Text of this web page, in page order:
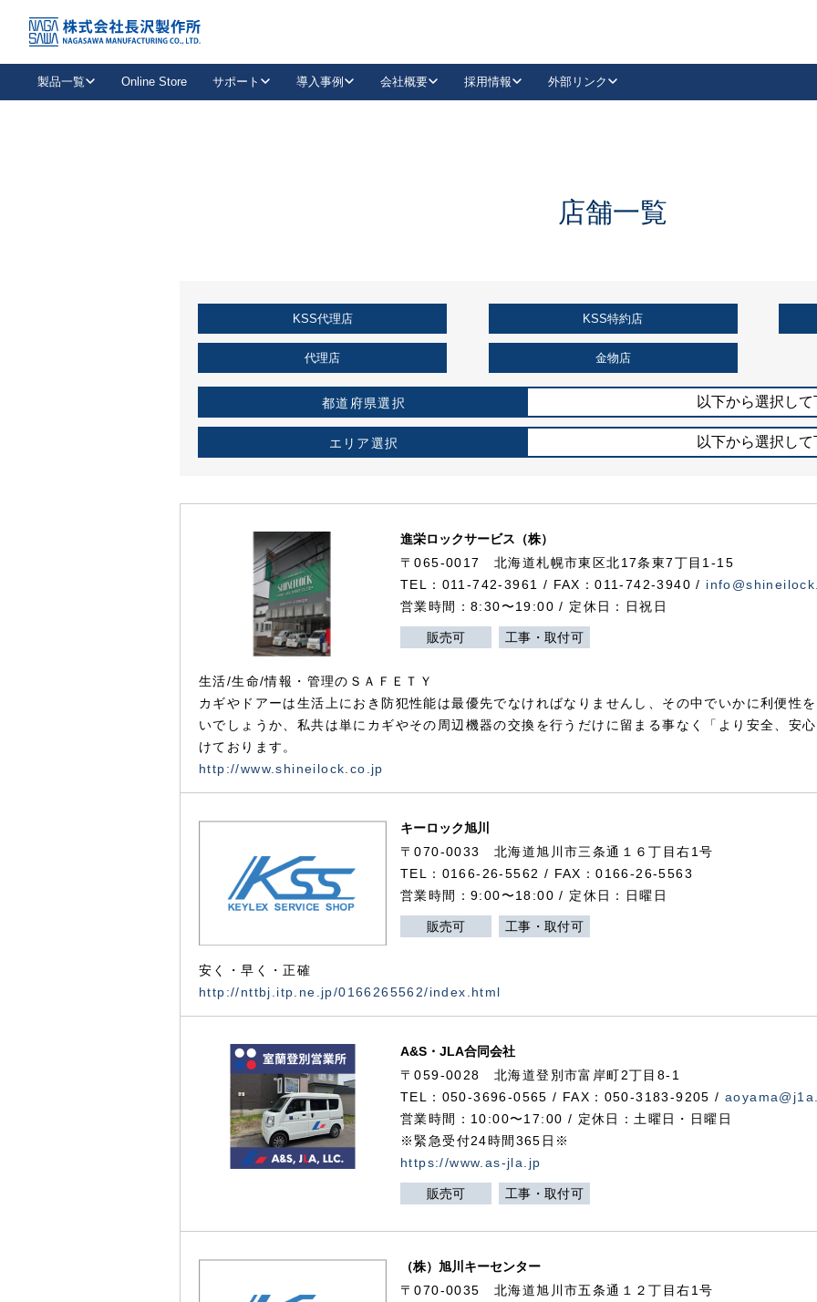
製品一覧
抗ウイルス・抗菌製品
キーレックスを品番からお探しいただけます。
Online Store サポート
取扱店情報
お役立ち情報
導入事例
企業様採用事例
会社概要 採用情報 外部リンク
LinkedIn
KSS加盟店・取扱店情報
店舗一覧
店舗一覧
KSS代理店 KSS特約店
代理店 金物店
都道府県選択 以下から選択し
エリア選択 以下から選択し
進栄ロックサービス（株）
〒065-0017 北海道札幌市東区北17条東7丁目1-15
TEL：011-742-3961 / FAX：011-742-3940 /
営業時間：8:30〜19:00 / 定休日：日祝日
販売可 工事・取付可
生活/生命/情報・管理のＳＡＦＥＴＹ
カギやドアーは生活上におき防犯性能は最優先でなければなりませんし、その中でいかに利便性
いでしょうか、私共は単にカギやその周辺機器の交換を行うだけに留まる事なく「より安全、安
けております。
http://www.shineilock.co.jp
キーロック旭川
〒070-0033 北海道旭川市三条通１６丁目右1号
TEL：0166-26-5562 / FAX：0166-26-5563
営業時間：9:00〜18:00 / 定休日：日曜日
販売可 工事・取付可
安く・早く・正確
http://nttbj.itp.ne.jp/0166265562/index.html
A&S・JLA合同会社
〒059-0028北海道登別市富岸町2丁目 8-1
TEL：050-3696-0565 / FAX：050-3183-9205 /
営業時間：10:00〜17:00 / 定休日：土曜日・日曜日
※緊急受付24時間365日※
https://www.as-jla.jp
販売可 工事・取付可
（株）旭川キーセンター
〒070-0035 北海道旭川市五条通１２丁目右1号